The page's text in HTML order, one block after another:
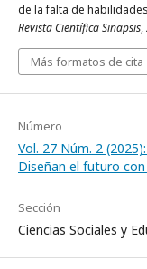
de la falta de
Revista Científica Sinapsis,
Más formatos de cita
Número
Vol. 27 Núm. 2
Diseñan el futuro
Sección
Ciencias Sociales y